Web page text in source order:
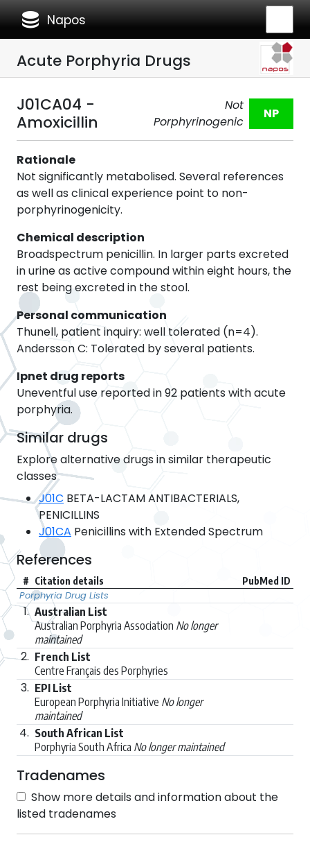
database Napos
Acute Porphyria Drugs
J01CA04 -
Amoxicillin
Not
Porphyrinogenic
NP
Rationale
Not significantly metabolised. Several references
as well as clinical experience point to non-
porphyrinogenicity.
Chemical description
Broadspectrum penicillin. In larger parts excreted
in urine as active compound within eight hours, the
rest being excreted in the stool.
Personal communication
Thunell, patient inquiry: well tolerated (n=4).
Andersson C: Tolerated by several patients.
Ipnet drug reports
Uneventful use reported in 92 patients with acute
porphyria.
Similar drugs
Explore alternative drugs in similar therapeutic
classes
J01C BETA-LACTAM ANTIBACTERIALS,
PENICILLINS
J01CA Penicillins with Extended Spectrum
References
# Citation details PubMed ID
Porphyria Drug Lists
1. Australian List
Australian Porphyria Association No longer
maintained
2. French List
Centre Français des Porphyries
3. EPI List
European Porphyria Initiative No longer
maintained
4. South African List
Porphyria South Africa No longer maintained
Tradenames
Show more details and information about the
listed tradenames